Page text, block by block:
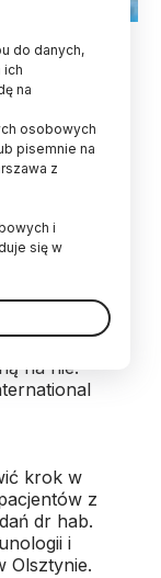
pracę
się lepiej
Rozrodu
T CD4+,
na nie.
krok w
z
dr hab.
i
Olsztynie.
do danych,
ich
na
osobowych
pisemnie na
z
i
się w